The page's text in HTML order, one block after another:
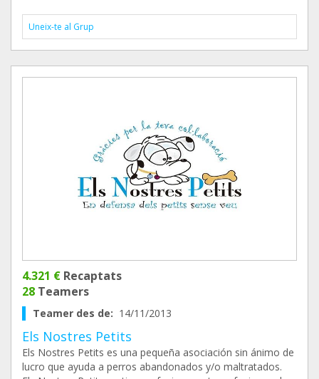
Uneix-te al Grup
4.321 € Recaptats
28 Teamers
Teamer des de: 14/11/2013
Els Nostres Petits
Els Nostres Petits es una pequeña asociación sin ánimo de
lucro que ayuda a perros abandonados y/o maltratados.